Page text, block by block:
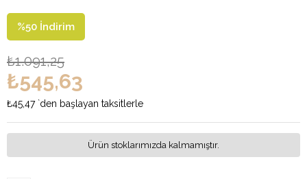
%50 İndirim
₺1.091,25
₺545,63
₺45,47 `den başlayan taksitlerle
Ürün stoklarımızda kalmamıştır.